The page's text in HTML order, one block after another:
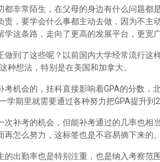
非常陌生，在父母的身边有什么问题都
，要学会什么事都主动去做，因为不主
这条路，走向了更高的发展平台，更宽
到了这些呢？以前国内大学经常流行这
种想法，特别是在美国和加拿大。
机会的，挂科直接影响着GPA的分数，
学期里就需要通过各种努力把GPA提升到
补考的机会，但能补考通过的几率也
怎么努力，这标签也是不容易摘下来的。
的出勤率也是特别注重，也是纳入考察